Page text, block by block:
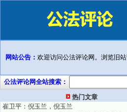
网站公告： 欢迎访问公法评论网。浏览旧站
公法评论网全站搜索：
热门文章
崔卫平：倪玉兰，倪玉兰